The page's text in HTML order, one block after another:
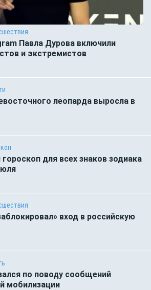
Павла Дурова включили
и экстремистов
леопарда выросла в
для всех знаков зодиака
вход в российскую
по поводу сообщений
мобилизации